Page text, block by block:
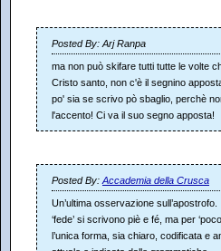
Posted By: Arj Ranpa
ma non può skifare tutti tutte le volte
Cristo santo, non c'è il segnino
po' sia se scrivo pò sbaglio, perchè
l'accento! Ci va il suo segno apposta!
Posted By: Accademia della Crusca
Un’ultima osservazione sull’apostrofo.
‘fede’ si scrivono piè e fé, ma per
l’unica forma, sia chiaro, codificata e